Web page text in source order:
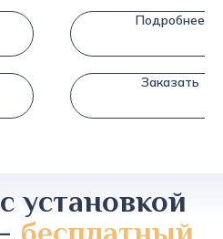
Подробнее
Заказать
установкой
бесплатный